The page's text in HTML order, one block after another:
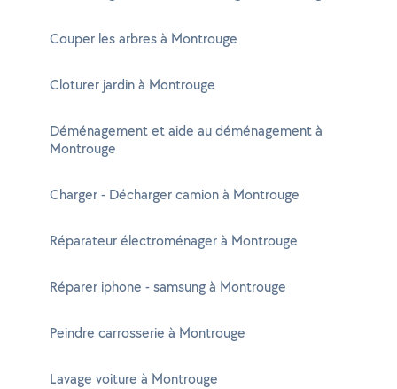
Couper les arbres à Montrouge
Cloturer jardin à Montrouge
Déménagement et aide au déménagement à
Montrouge
Charger - Décharger camion à Montrouge
Réparateur électroménager à Montrouge
Réparer iphone - samsung à Montrouge
Peindre carrosserie à Montrouge
Lavage voiture à Montrouge